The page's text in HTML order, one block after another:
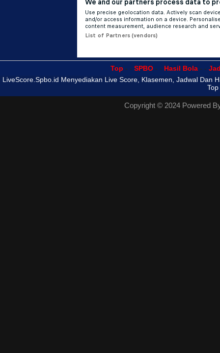
Top - - SPBO- - Hasil Bola- -
LiveScore.Spbo.id Menyediakan Live Score, Klasemen, Jadwal Dan
Copyright © 2024 Powered